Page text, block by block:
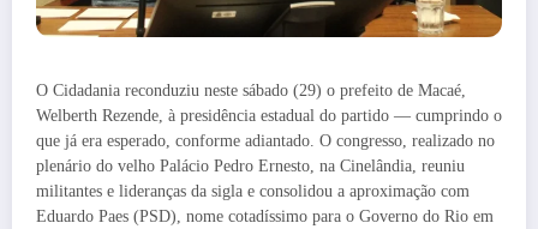
O Cidadania reconduziu neste sábado (29) o prefeito de Macaé,
Welberth Rezende, à presidência estadual do partido — cumprindo o
que já era esperado, conforme adiantado. O congresso, realizado no
plenário do velho Palácio Pedro Ernesto, na Cinelândia, reuniu
militantes e lideranças da sigla e consolidou a aproximação com
Eduardo Paes (PSD), nome cotadíssimo para o Governo do Rio em